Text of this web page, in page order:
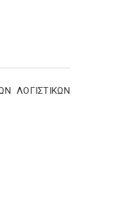
ΛΟΓΙΣΤΙΚΩΝ